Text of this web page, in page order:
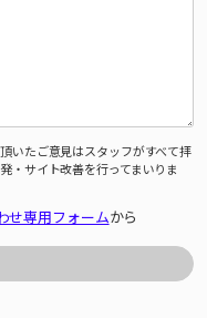
いたご意見はスタッフがすべて拝
・サイト改善を行ってまいりま
せ専用フォームから